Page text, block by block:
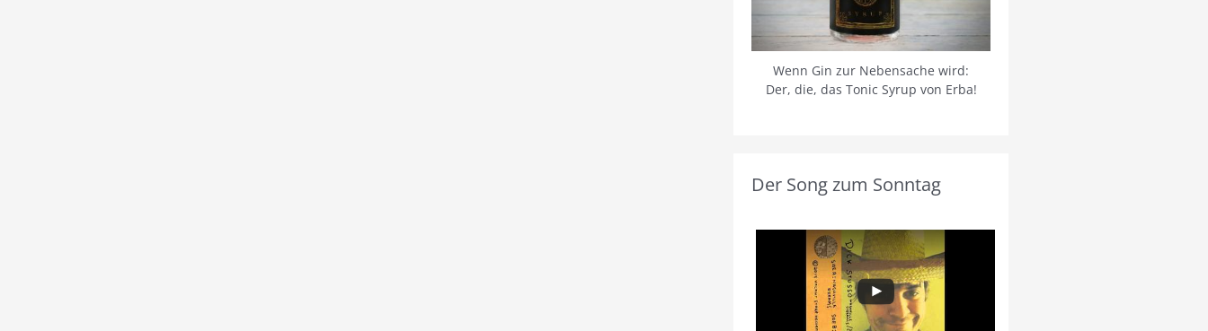
Wenn Gin zur Nebensache wird:
Der, die, das Tonic Syrup von Erba!
Der Song zum Sonntag